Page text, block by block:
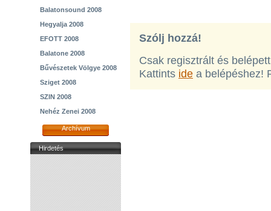
Balatonsound 2008
Hegyalja 2008
EFOTT 2008
Balatone 2008
Bűvészetek Völgye 2008
Sziget 2008
SZIN 2008
Nehéz Zenei 2008
Archívum
Hirdetés
Szólj hozzá!
Csak regisztrált és
Kattints ide a belépéshez!